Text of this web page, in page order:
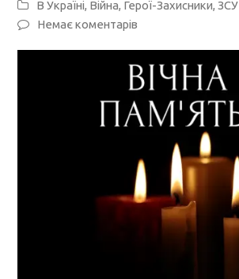
В Україні, Війна, Герої-Захисники,ЗСУ
Немає коментарів